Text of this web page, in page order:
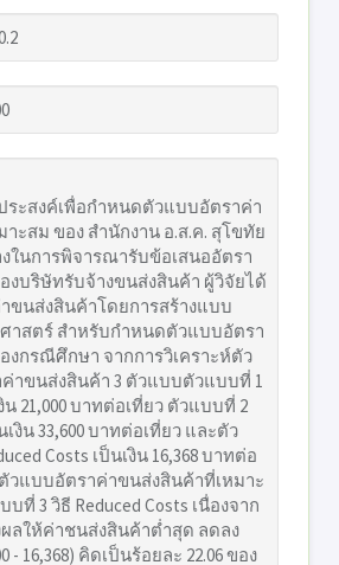
ระสงค์เพื่อกำหนดตัวแบบอัตราค่า
ะสม ของ สำนักงาน อ.ส.ค. สุโขทัย
ในการพิจารณารับข้อเสนออัตรา
งบริษัทรับจ้างขนส่งสินค้า ผู้วิจัยได้
ขนส่งสินค้าโดยการสร้างแบบ
าสตร์ สำหรับกำหนดตัวแบบอัตรา
งกรณีศึกษา จากการวิเคราะห์ตัว
าขนส่งสินค้า 3 ตัวแบบตัวแบบที่ 1
21,000 บาทต่อเที่ยว ตัวแบบที่ 2
งิน 33,600 บาทต่อเที่ยว และตัว
Costs เป็นเงิน 16,368 บาทต่อ
วแบบอัตราค่าขนส่งสินค้าที่เหมาะ
ที่ 3 วิธี Reduced Costs เนื่องจาก
ลให้ค่าชนส่งสินค้าต่ำสุด ลดลง
- 16,368) คิดเป็นร้อยละ 22.06 ของ